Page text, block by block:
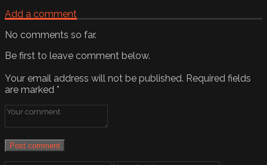
Add a comment
No comments so far.
Be first to leave comment below.
Your email address will not be published. Required fields
are marked *
Post comment